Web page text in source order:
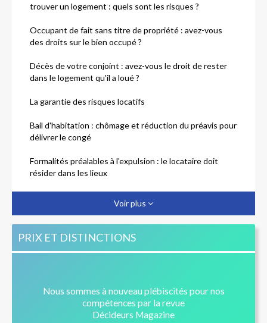
trouver un logement : quels sont les risques ?
Occupant de fait sans titre de propriété : avez-vous
des droits sur le bien occupé ?
Décès de votre conjoint : avez-vous le droit de rester
dans le logement qu'il a loué ?
La garantie des risques locatifs
Bail d'habitation : chômage et réduction du préavis pour
délivrer le congé
Formalités préalables à l'expulsion : le locataire doit
résider dans les lieux
la notion de premier emploi
Voir plus
PRIX ET DISTINCTIONS
Nous sommes à nouveau plébiscités pour nos
compétences par la revue
Décideurs Magazine